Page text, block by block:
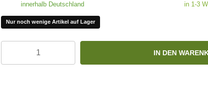
innerhalb Deutschland
in 1-3
Nur noch wenige Artikel auf Lager
IN DEN